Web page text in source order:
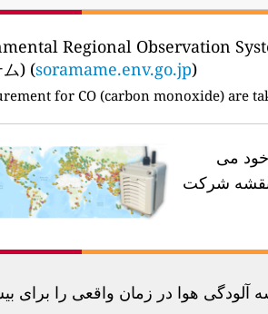
Regional Observation
) (soramame.env.go.jp)
for CO (carbon monoxide) are
خود می
نقشه شرکت
در زمان واقعی را برای بیش از 100 کشور